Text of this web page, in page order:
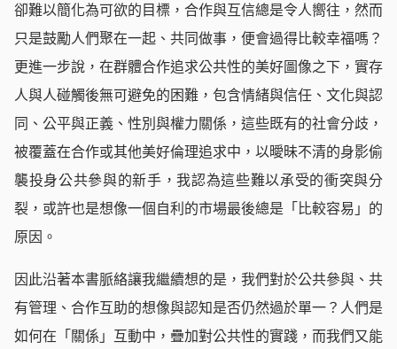
卻難以簡化為可欲的目標，合作與互信總是令人嚮往，然而
只是鼓勵人們聚在一起、共同做事，便會過得比較幸福嗎？
更進一步說，在群體合作追求公共性的美好圖像之下，實存
人與人碰觸後無可避免的困難，包含情緒與信任、文化與認
同、公平與正義、性別與權力關係，這些既有的社會分歧，
被覆蓋在合作或其他美好倫理追求中，以曖昧不清的身影偷
襲投身公共參與的新手，我認為這些難以承受的衝突與分
裂，或許也是想像一個自利的市場最後總是「比較容易」的
原因。
因此沿著本書脈絡讓我繼續想的是，我們對於公共參與、共
有管理、合作互助的想像與認知是否仍然過於單一？人們是
如何在「關係」互動中，疊加對公共性的實踐，而我們又能